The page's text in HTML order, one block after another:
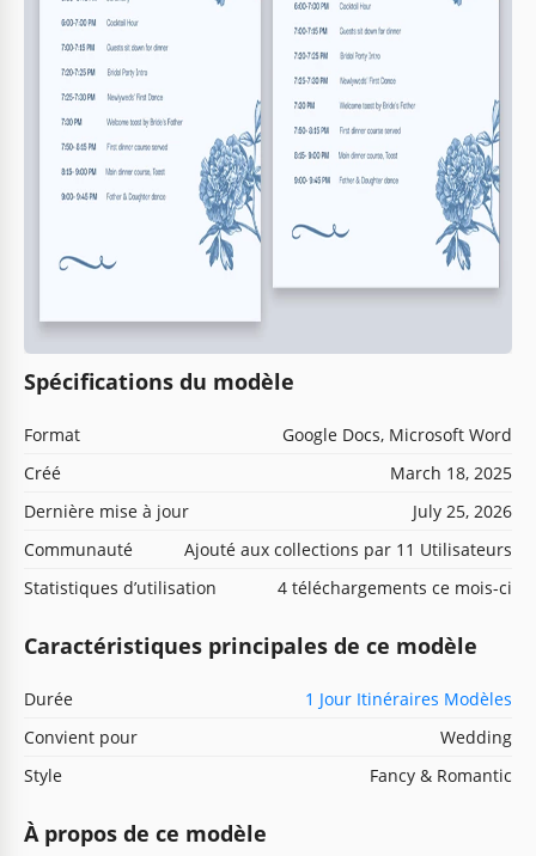
Spécifications du modèle
Format
Google Docs, Microsoft Word
Créé
March 18, 2025
Dernière mise à jour
July 25, 2026
Communauté
Ajouté aux collections par 11 Utilisateurs
Statistiques d’utilisation
4 téléchargements ce mois-ci
Caractéristiques principales de ce modèle
Durée
1 Jour Itinéraires Modèles
Convient pour
Wedding
Style
Fancy & Romantic
À propos de ce modèle